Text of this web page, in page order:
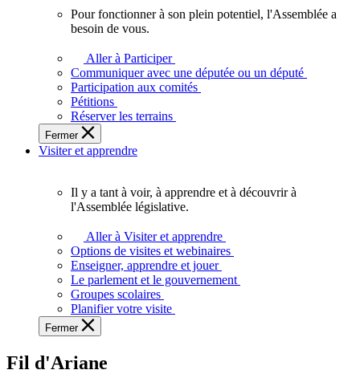
plein
potentiel,
l'Assemblée
a
besoin
de
Pour fonctionner à son plein potentiel, l'Assemblée a
besoin de vous.
Aller à Participer
Communiquer avec une députée ou un député
Participation aux comités
Pétitions
Réserver les terrains
Fermer
Visiter et apprendre
voir,
apprendre
et
à
à
Il y a tant à voir, à apprendre et à découvrir à
l'Assemblée législative.
Aller à Visiter et apprendre
Options de visites et webinaires
Enseigner, apprendre et jouer
Le parlement et le gouvernement
Groupes scolaires
Planifier votre visite
Fermer
Fil d'Ariane